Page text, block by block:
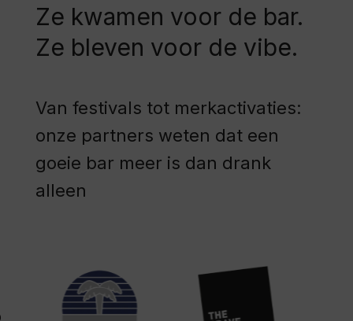
Ze kwamen voor de bar.
Ze bleven voor de vibe.
Van festivals tot merkactivaties:
onze partners weten dat een
goeie bar meer is dan drank
alleen